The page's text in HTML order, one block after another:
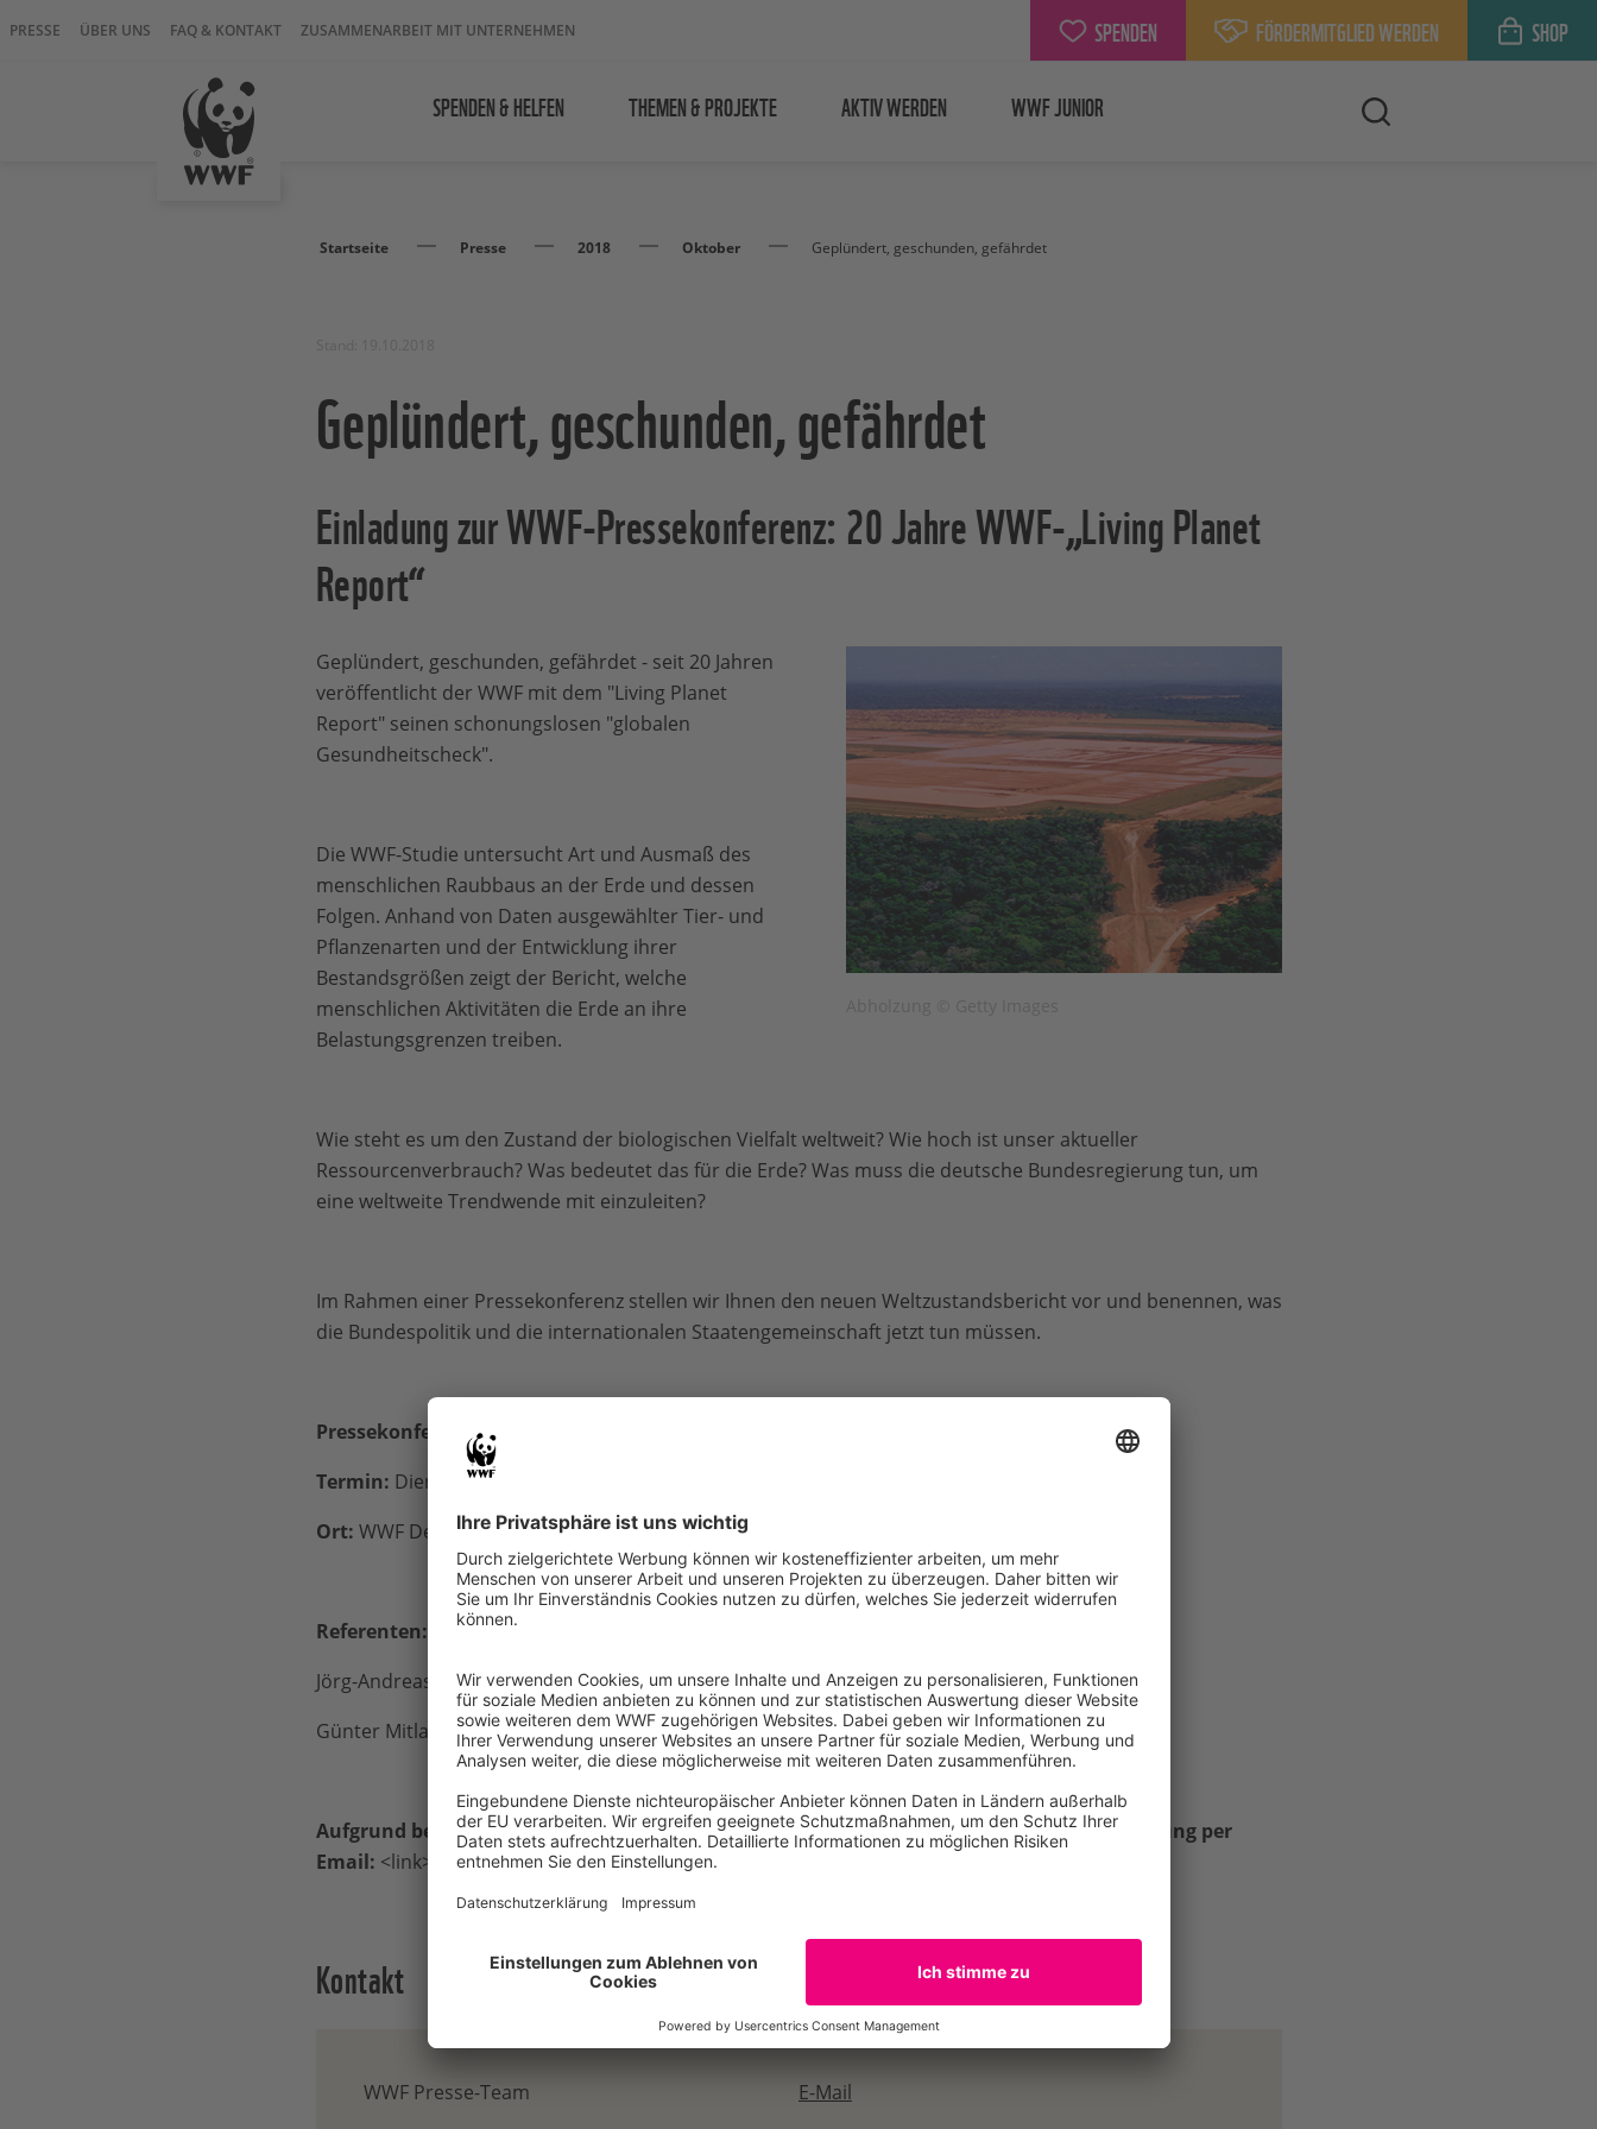
PRESSE ÜBER UNS FAQ & KONTAKT ZUSAMMENARBEIT MIT UNTERNEHMEN SPENDEN FÖRDERMITGLIED WERDEN SHOP
SPENDEN & HELFEN THEMEN & PROJEKTE AKTIV WERDEN WWF JUNIOR
Startseite Presse 2018 Oktober Geplündert, geschunden, gefährdet
Geplündert, geschunden, gefährdet
Einladung zur WWF-Pressekonferenz: 20 Jahre WWF-„Living Planet
Report“
Geplündert, geschunden, gefährdet - seit 20 Jahren
veröffentlicht der WWF mit dem "Living Planet
Report" seinen schonungslosen "globalen
Gesundheitscheck".
Die WWF-Studie untersucht Art und Ausmaß des
menschlichen Raubbaus an der Erde und dessen
Folgen. Anhand von Daten ausgewählter Tier- und
Pflanzenarten und der Entwicklung ihrer
Bestandsgrößen zeigt der Bericht, welche
menschlichen Aktivitäten die Erde an ihre
Belastungsgrenzen treiben.
Wie steht es um den Zustand der biologischen Vielfalt weltweit? Wie hoch ist unser aktueller
Ressourcenverbrauch? Was bedeutet das für die Erde? Was muss die deutsche Bundesregierung tun, um
eine weltweite Trendwende mit einzuleiten?
Im Rahmen einer Pressekonferenz stellen wir Ihnen den neuen Weltzustandsbericht vor und benennen, was
die Bundespolitik und die internationalen Staatengemeinschaft jetzt tun müssen.
Pressekonferenz "Living Planet Report 2018"
Termin: Dienstag, 30. Oktober 2018, 10.00 Uhr
Ort: WWF Deutschland, Reinhardtstr. 18, 10117 Berlin
Referenten:
Jörg-Andreas Krüger, Geschäftsleiter Naturschutz WWF Deutschland
Günter Mitlacher, Leiter Internationale Biodiversitätspolitik WWF Deutschland
Aufgrund begrenzter Kapazitäten bitten wir freundlich um eine kurze Teilnahmebestätigung per
Email: <link>wiebke.elbe@wwf.de
Kontakt
WWF Presse-Team E-Mail